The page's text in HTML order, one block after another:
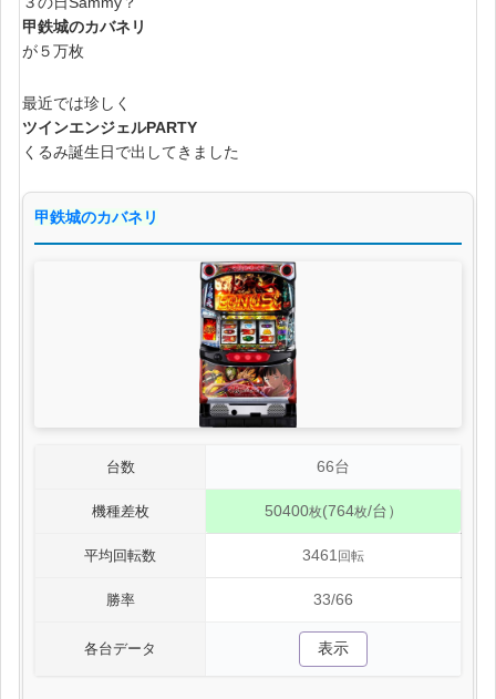
甲鉄城のカバネリ
が５万枚
最近では珍しく
ツインエンジェルPARTY
くるみ誕生日で出してきました
甲鉄城のカバネリ
台数 66台
機種差枚 50400枚(764枚/台）
平均回転数 3461 回転
勝率 33/66
各台データ 表示